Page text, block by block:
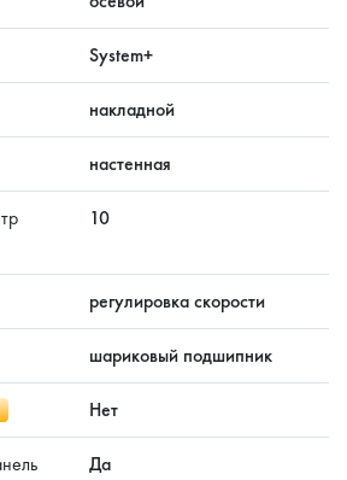
System+
накладной
настенная
10
регулировка скорости
шариковый подшипник
Нет
Да